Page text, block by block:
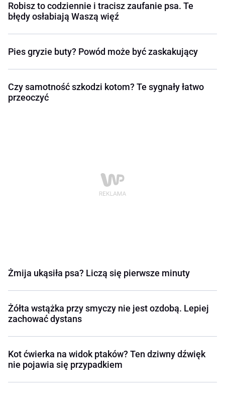
Robisz to codziennie i tracisz zaufanie psa. Te
błędy osłabiają Waszą więź
Pies gryzie buty? Powód może być zaskakujący
Czy samotność szkodzi kotom? Te sygnały łatwo
przeoczyć
Żmija ukąsiła psa? Liczą się pierwsze minuty
Żółta wstążka przy smyczy nie jest ozdobą. Lepiej
zachować dystans
Kot ćwierka na widok ptaków? Ten dziwny dźwięk
nie pojawia się przypadkiem